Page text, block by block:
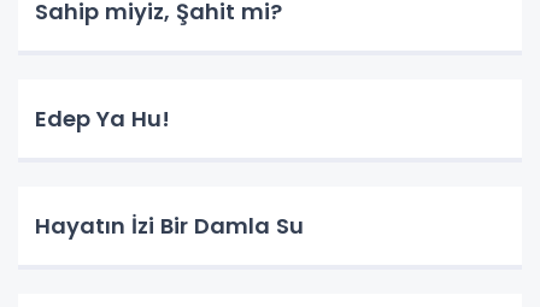
Sahip miyiz, Şahit mi?
Edep Ya Hu!
Hayatın İzi Bir Damla Su